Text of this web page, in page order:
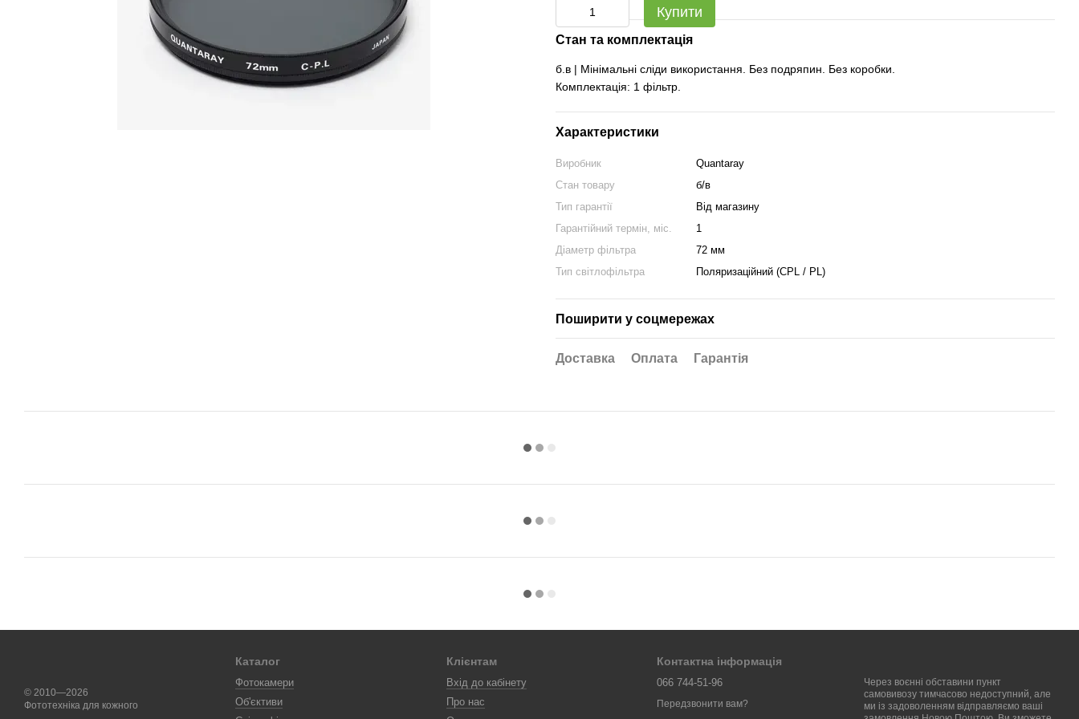
Купити
Стан та комплектація
б.в | Мінімальні сліди використання. Без подряпин. Без коробки.
Комплектація: 1 фільтр.
Характеристики
Виробник
Quantaray
Стан товару
б/в
Тип гарантії
Від магазину
Гарантійний термін, міс.
1
Діаметр фільтра
72 мм
Тип світлофільтра
Поляризаційний (CPL / PL)
Поширити у соцмережах
Доставка Оплата Гарантія
© 2010—2026
Фототехніка для кожного
Каталог
Фотокамери
Об'єктиви
Клієнтам
Вхід до кабінету
Про нас
Контактна інформація
066 744-51-96
Передзвонити вам?
Через воєнні обставини пункт
самовивозу тимчасово недоступний, але
ми із задоволенням відправляємо ваші